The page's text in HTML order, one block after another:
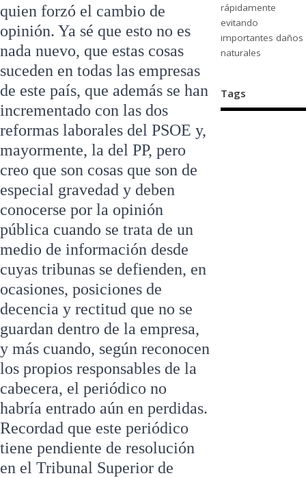
quien forzó el cambio de
opinión. Ya sé que esto no es
nada nuevo, que estas cosas
suceden en todas las empresas
de este país, que además se han
incrementado con las dos
reformas laborales del PSOE y,
mayormente, la del PP, pero
creo que son cosas que son de
especial gravedad y deben
conocerse por la opinión
pública cuando se trata de un
medio de información desde
cuyas tribunas se defienden, en
ocasiones, posiciones de
decencia y rectitud que no se
guardan dentro de la empresa,
y más cuando, según reconocen
los propios responsables de la
cabecera, el periódico no
habría entrado aún en perdidas.
Recordad que este periódico
tiene pendiente de resolución
en el Tribunal Superior de
rápidamente
evitando
importantes daños
naturales
Tags